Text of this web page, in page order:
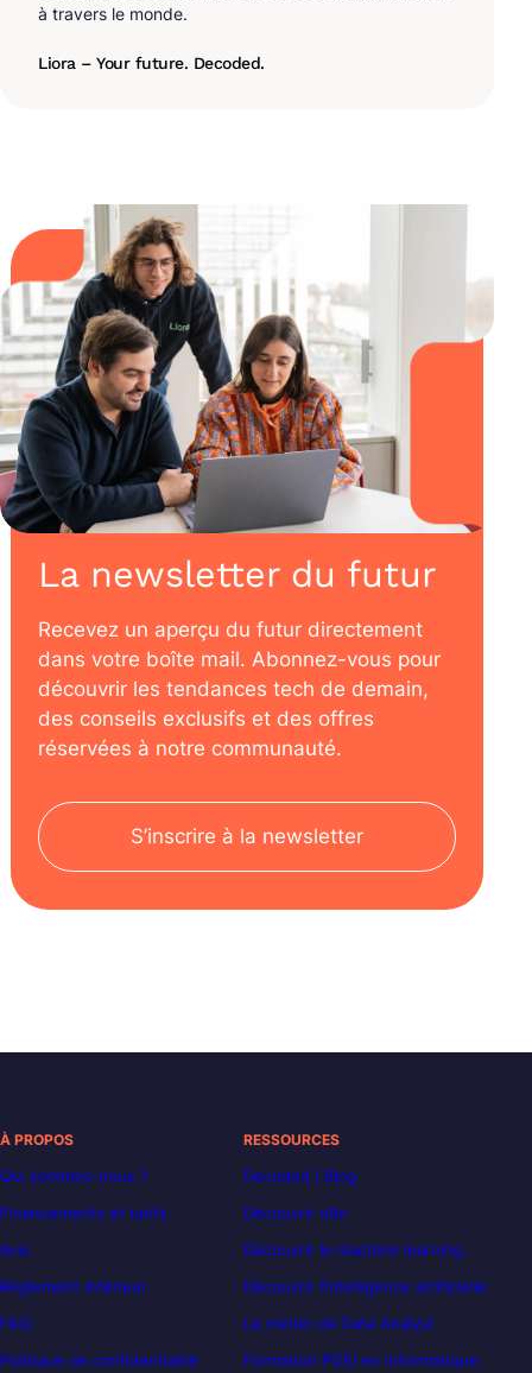
à travers le monde.
Liora – Your future. Decoded.
La newsletter du futur
Recevez un aperçu du futur directement
dans votre boîte mail. Abonnez-vous pour
découvrir les tendances tech de demain,
des conseils exclusifs et des offres
réservées à notre communauté.
S’inscrire à la newsletter
À PROPOS
Qui sommes-nous ?
Financements et tarifs
Avis
Règlement intérieur
FAQ
Politique de confidentialité
RESSOURCES
Decoded | Blog
Découvrir n8n
Découvrir le machine learning
Découvrir l’intelligence artificielle
Le métier de Data Analyst
Formation POEI en informatique